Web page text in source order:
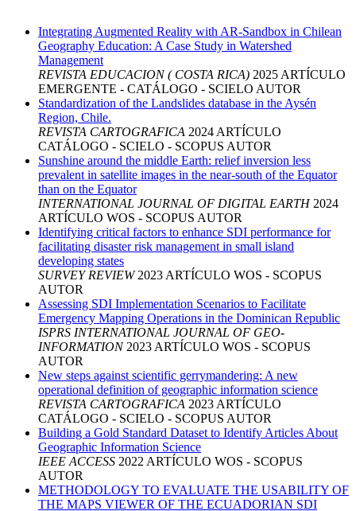
Integrating Augmented Reality with AR-Sandbox in Chilean
Geography Education: A Case Study in Watershed
Management
REVISTA EDUCACION ( COSTA RICA) 2025 ARTÍCULO
EMERGENTE - CATÁLOGO - SCIELO AUTOR
Standardization of the Landslides database in the Aysén
Region, Chile.
REVISTA CARTOGRAFICA 2024 ARTÍCULO
CATÁLOGO - SCIELO - SCOPUS AUTOR
Sunshine around the middle Earth: relief inversion less
prevalent in satellite images in the near-south of the Equator
than on the Equator
INTERNATIONAL JOURNAL OF DIGITAL EARTH 2024
ARTÍCULO WOS - SCOPUS AUTOR
Identifying critical factors to enhance SDI performance for
facilitating disaster risk management in small island
developing states
SURVEY REVIEW 2023 ARTÍCULO WOS - SCOPUS
AUTOR
Assessing SDI Implementation Scenarios to Facilitate
Emergency Mapping Operations in the Dominican Republic
ISPRS INTERNATIONAL JOURNAL OF GEO-
INFORMATION 2023 ARTÍCULO WOS - SCOPUS
AUTOR
New steps against scientific gerrymandering: A new
operational definition of geographic information science
REVISTA CARTOGRAFICA 2023 ARTÍCULO
CATÁLOGO - SCIELO - SCOPUS AUTOR
Building a Gold Standard Dataset to Identify Articles About
Geographic Information Science
IEEE ACCESS 2022 ARTÍCULO WOS - SCOPUS
AUTOR
METHODOLOGY TO EVALUATE THE USABILITY OF
THE MAPS VIEWER OF THE ECUADORIAN SDI